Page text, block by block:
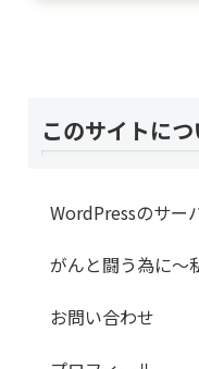
このサイトにつ
WordPressのサー
がんと闘う為に～
お問い合わせ